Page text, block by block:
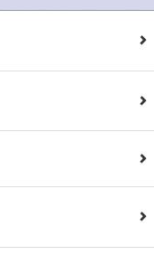
人情報の取得
(1)当社は、当社の保有する個人データに関し、ご本人から利用目的の通知，開示，内容の訂正，追加又は削除，利用の停止，消去及び第三者への提供の停止の請求などがあれば、ご本人の確認をさせていただいた上で、速やかに対応します。また当社の個人情報の取り扱いに関するご質問、ご相談にも対応いたします。尚、シュッピン会員のお客様は、当社が保有する個人データの削除を要求する権利があります。
(2)当社の個人情報に関するお問合せは、以下の窓口で承ります。お問合せの内容により必要な書類提出や質問へのご回答をお願いすることがあります。